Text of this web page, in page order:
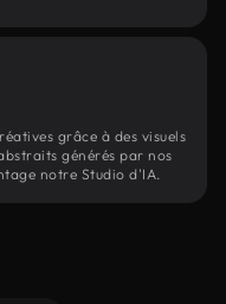
grâce à des visuels
générés par nos
notre Studio d'IA.